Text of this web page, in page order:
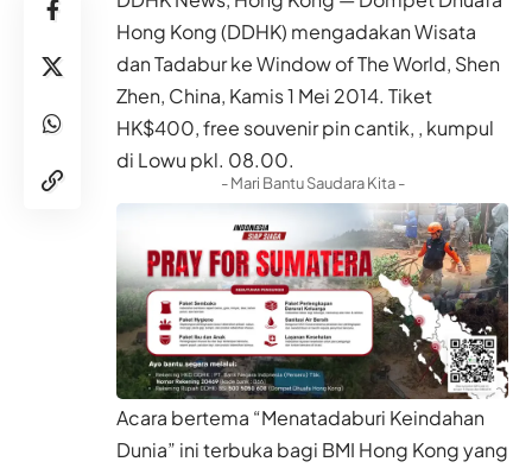
Hong Kong (DDHK) mengadakan Wisata
dan Tadabur ke Window of The World, Shen
Zhen, China, Kamis 1 Mei 2014. Tiket
HK$400, free souvenir pin cantik, , kumpul
di Lowu pkl. 08.00.
- Mari Bantu Saudara Kita -
Acara bertema “Menatadaburi Keindahan
Dunia” ini terbuka bagi BMI Hong Kong yang